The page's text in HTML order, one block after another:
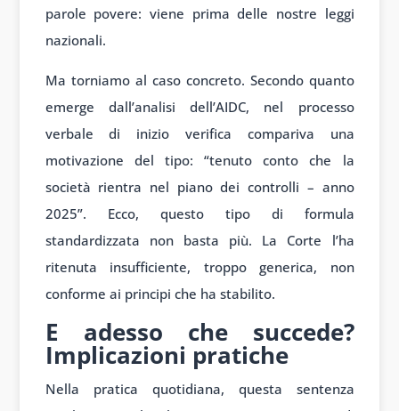
parole povere: viene prima delle nostre leggi
nazionali.
Ma torniamo al caso concreto. Secondo quanto
emerge dall’analisi dell’AIDC, nel processo
verbale di inizio verifica compariva una
motivazione del tipo: “tenuto conto che la
società rientra nel piano dei controlli – anno
2025”. Ecco, questo tipo di formula
standardizzata non basta più. La Corte l’ha
ritenuta insufficiente, troppo generica, non
conforme ai principi che ha stabilito.
E adesso che succede?
Implicazioni pratiche
Nella pratica quotidiana, questa sentenza